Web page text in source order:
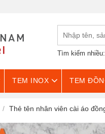
Tìm kiếm
TEM INOX TEM
Thẻ tên nhân viên cài áo